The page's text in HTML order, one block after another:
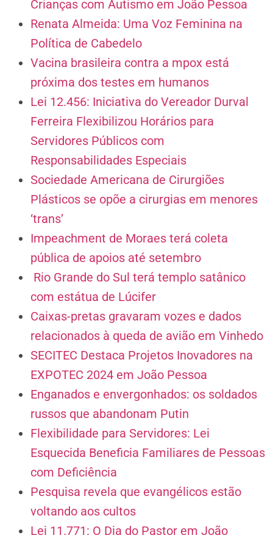
Crianças com Autismo em João Pessoa
Renata Almeida: Uma Voz Feminina na
Política de Cabedelo
Vacina brasileira contra a mpox está
próxima dos testes em humanos
Lei 12.456: Iniciativa do Vereador Durval
Ferreira Flexibilizou Horários para
Servidores Públicos com
Responsabilidades Especiais
Sociedade Americana de Cirurgiões
Plásticos se opõe a cirurgias em menores
‘trans’
Impeachment de Moraes terá coleta
pública de apoios até setembro
Rio Grande do Sul terá templo satânico
com estátua de Lúcifer
Caixas-pretas gravaram vozes e dados
relacionados à queda de avião em Vinhedo
SECITEC Destaca Projetos Inovadores na
EXPOTEC 2024 em João Pessoa
Enganados e envergonhados: os soldados
russos que abandonam Putin
Flexibilidade para Servidores: Lei
Esquecida Beneficia Familiares de Pessoas
com Deficiência
Pesquisa revela que evangélicos estão
voltando aos cultos
Lei 11.771: O Dia do Pastor em João